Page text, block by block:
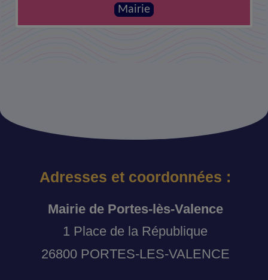
Mairie
Adresses et coordonnées :
Mairie de Portes-lès-Valence
1 Place de la République
26800 PORTES-LES-VALENCE